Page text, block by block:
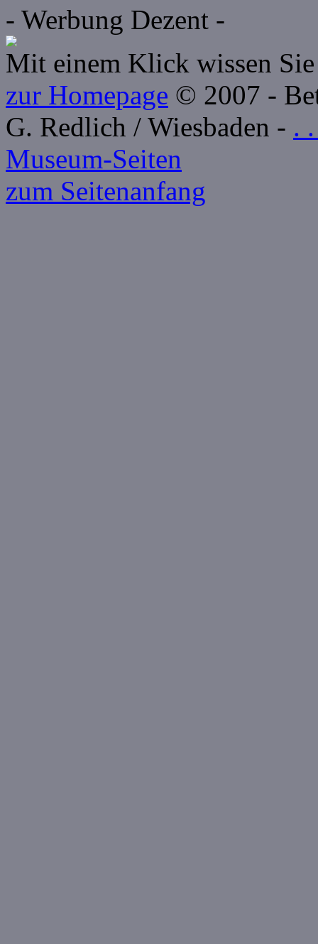
- Werbung Dezent -
Mit einem Klick wissen
zur Homepage © 2007 -
G. Redlich / Wiesbaden - .
Museum-Seiten
zum Seitenanfang